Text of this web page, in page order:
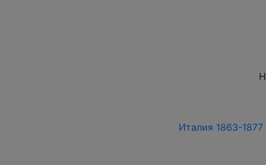
Италия 1863-1877